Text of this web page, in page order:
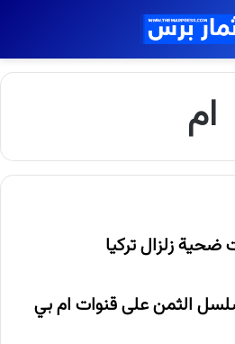
ام
زلزال تركيا
الثمن على قنوات ام بي